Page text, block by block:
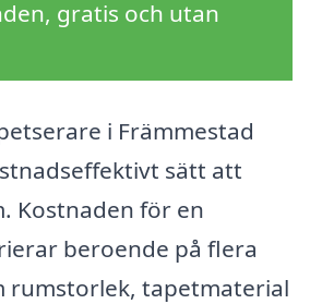
gratis och utan
i Främmestad
sätt att
Kostnaden för en
beroende på flera
rumstorlek, tapetmaterial